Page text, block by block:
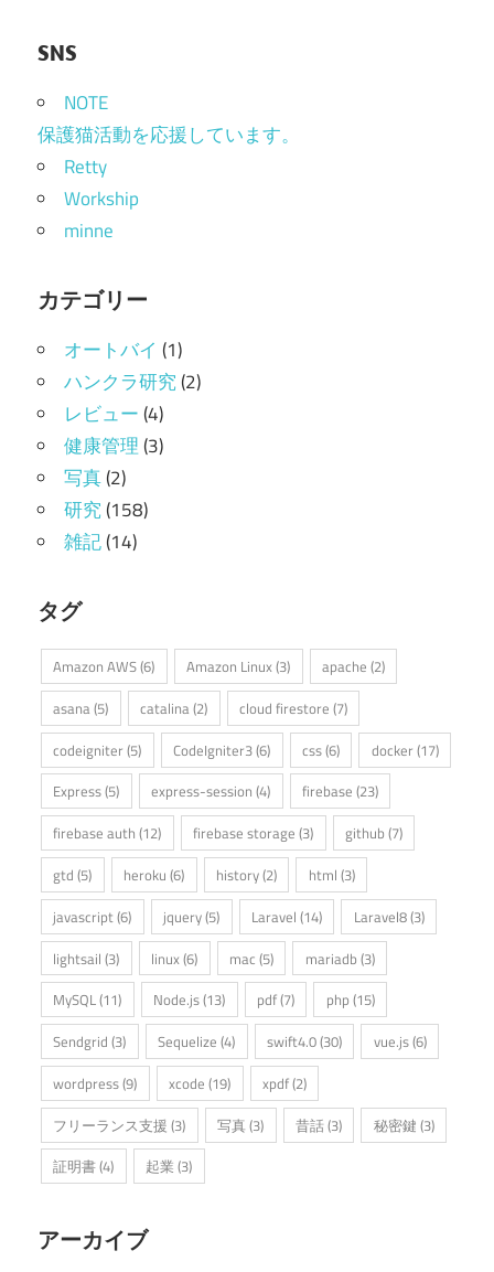
SNS
NOTE
保護猫活動を応援しています。
Retty
Workship
minne
カテゴリー
オートバイ (1)
ハンクラ研究(2)
レビュー(4)
健康管理(3)
写真(2)
研究(158)
雑記(14)
タグ
Amazon AWS(6) Amazon Linux(3) apache (2)
asana (5) catalina (2) cloud firestore (7)
codeigniter (5) CodeIgniter3(6) css(6) docker (17)
Express(5) express-session (4) firebase (23)
firebase auth (12) firebase storage (3) github (7)
gtd (5) heroku (6) history(2) html (3)
javascript(6) jquery(5) Laravel (14) Laravel8(3)
lightsail (3) linux(6) mac (5) mariadb (3)
MySQL(11) Node.js(13) pdf(7) php(15)
Sendgrid (3) Sequelize (4) swift4.0(30) vue.js(6)
wordpress(9) xcode (19) xpdf(2)
フリーランス支援 (3) 写真(3) 昔話(3) 秘密鍵 (3)
証明書(4) 起業 (3)
アーカイブ